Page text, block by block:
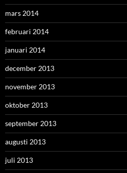
mars 2014
februari 2014
januari 2014
december 2013
november 2013
oktober 2013
september 2013
augusti 2013
juli 2013